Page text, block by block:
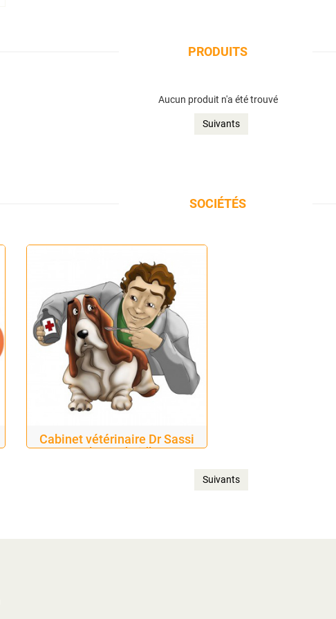
PRODUITS
Aucun produit n'a été trouvé
Suivants
SOCIÉTÉS
Cabinet vétérinaire Dr Sassi
Mohamed Ridha
Suivants